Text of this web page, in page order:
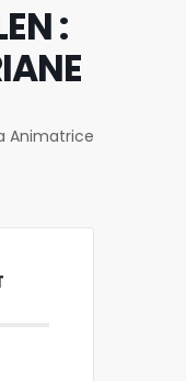
:
Animatrice